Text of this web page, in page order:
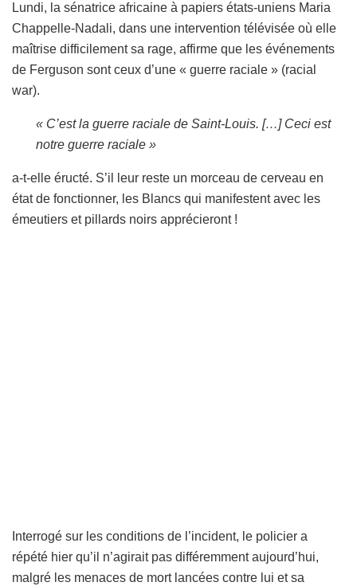
Lundi, la sénatrice africaine à papiers états-uniens Maria
Chappelle-Nadali, dans une intervention télévisée où elle
maîtrise difficilement sa rage, affirme que les événements
de Ferguson sont ceux d’une « guerre raciale » (racial
war).
« C’est la guerre raciale de Saint-Louis. […] Ceci est
notre guerre raciale »
a-t-elle éructé. S’il leur reste un morceau de cerveau en
état de fonctionner, les Blancs qui manifestent avec les
émeutiers et pillards noirs apprécieront !
Interrogé sur les conditions de l’incident, le policier a
répété hier qu’il n’agirait pas différemment aujourd’hui,
malgré les menaces de mort lancées contre lui et sa